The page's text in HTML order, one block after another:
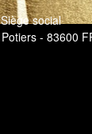
Siège social
- 83600